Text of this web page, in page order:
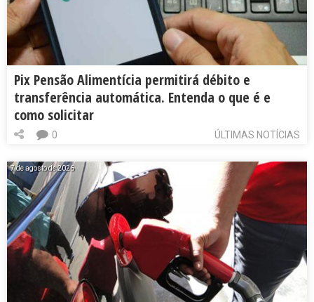
Pix Pensão Alimentícia permitirá débito e
transferência automática. Entenda o que é e
como solicitar
ÚLTIMAS NOTÍCIAS
0
7 de agosto de 2026